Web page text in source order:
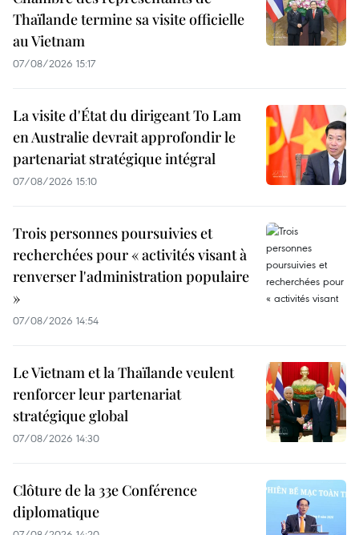
Thaïlande termine sa visite officielle
au Vietnam
07/08/2026 15:17
La visite d'État du dirigeant To Lam
en Australie devrait approfondir le
partenariat stratégique intégral
07/08/2026 15:10
Trois personnes poursuivies et
recherchées pour « activités visant à
renverser l'administration populaire
»
07/08/2026 14:54
Le Vietnam et la Thaïlande veulent
renforcer leur partenariat
stratégique global
07/08/2026 14:30
Clôture de la 33e Conférence
diplomatique